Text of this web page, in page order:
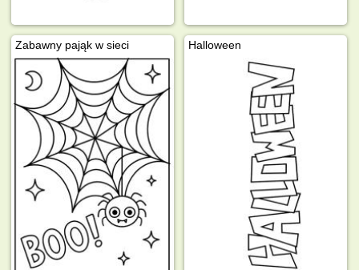
Zabawny pająk w sieci Halloween